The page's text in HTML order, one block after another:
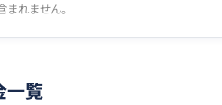
れません。
一覧